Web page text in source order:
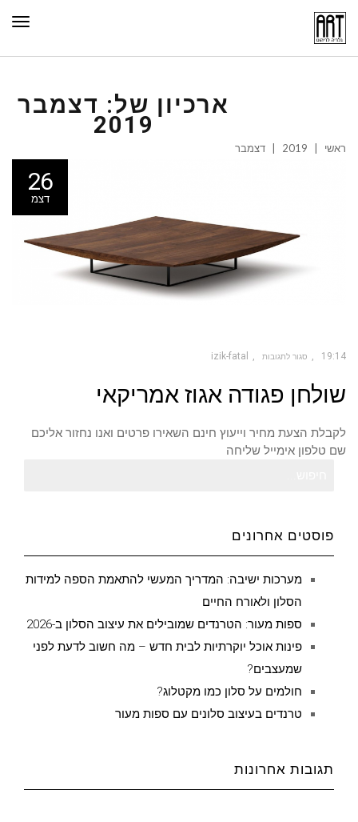
ראשי 2019 דצמבר
ארכיון של: דצמבר
2019
26
דצמ
19:14 סגור לתגובות
פגודה
אגוז
izik-fatal
שולחן פגודה אגוז אמריקאי
לקבלת הצעת מחיר וייעוץ חינם השאירו פרטים ואנו נחזור אליכם
שם טלפון אימייל שליחה
פוסטים אחרונים
מערכות ישיבה: המדריך המעשי להתאמת הספה למידות
הסלון ולאורח החיים
ספות מעור: הטרנדים שמובילים את עיצוב הסלון ב-2026
פינות אוכל יוקרתיות לבית חדש – מה חשוב לדעת לפני
שמעצבים?
חולמים על סלון כמו מקטלוג?
טרנדים בעיצוב סלונים עם ספות מעור
תגובות אחרונות